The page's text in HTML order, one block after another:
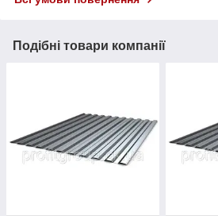
Подібні товари компанії